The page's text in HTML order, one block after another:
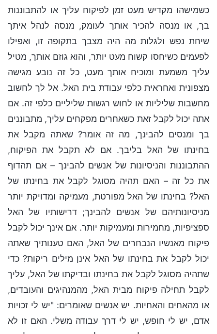
כשמישהו מקדיש מעט זמן לפיקוח עליך או להתבוננות
בך, או מנסה להכיר אותך לעומק, מנסה לנהל איתך
שיחת נפש ולגלות מה היה מצבך בתקופה זו, ואפילו
לפעמים כשיחסו קשוח מעט יותר, והוא גוזם אותך, מטיל
עליך משמעת ומוכיח אותך מעט, כל זה נובע מגישה
מצפונית ואחראית כלפי עבודת בית האל. אל לך לחשוב
מחשבות שליליות או לחוש רגשות שליליים כלפי זה. אם
אתה יכול לקבל זאת כשאחרים מפקחים עליך, מתבוננים
בך ומנסים להבינך, מה זה אומר? שאתה מקבל את
בחינתו של האל בליבך. אם לא תקבל את הפיקוח,
ההתבוננות והניסיונות של אנשים להבינך – אם תהדוף
את כל זה – האם תהיה מסוגל לקבל את בחינתו של
האל? בחינתו של האל מפורטת, מעמיקה ומדויקת יותר
מניסיונותיהם של אנשים להבינך; דרישותיו של האל
ספציפיות, מחמירות ומעמיקות יותר. אם אינך יכול לקבל
פיקוח מאנשיו הנבחרים של האל, האם טענותיך שאתה
יכול לקבל את בחינתו של האל אינן מילים ריקות? כדי
שתהיה מסוגל לקבל את בחינתו ובדיקתו של האל, עליך
לקבל תחילה פיקוח מבית האל, מהמנהיגים והעובדים,
או מהאחים והאחיות. יש אנשים שאומרים: "יש לי זכויות
אדם, יש לי חופש, יש לי דרך עבודה משלי. האם זו לא